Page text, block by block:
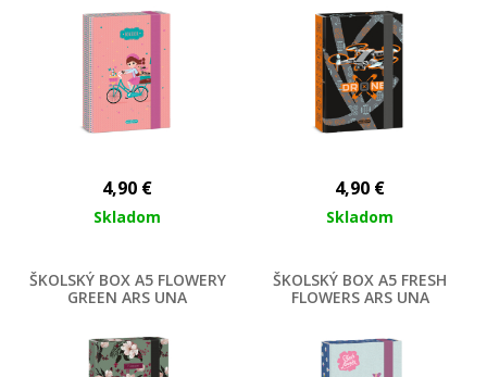
4,90 €
Skladom
4,90 €
Skladom
ŠKOLSKÝ BOX A5 FLOWERY
GREEN ARS UNA
ŠKOLSKÝ BOX A5 FRESH
FLOWERS ARS UNA